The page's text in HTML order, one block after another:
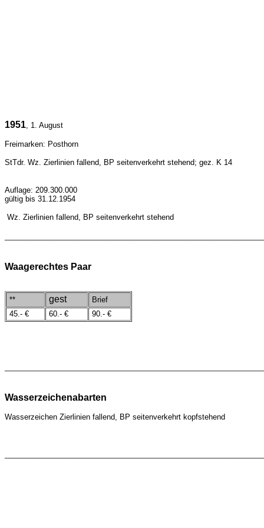
1951, 1. August
Freimarken: Posthorn
StTdr. Wz. Zierlinien fallend, BP seitenverkehrt stehend; gez. K 14
Auflage: 209.300.000
gültig bis 31.12.1954
Wz. Zierlinien fallend, BP seitenverkehrt stehend
Waagerechtes Paar
** gest
Brief
45.- €
60.- € 90.- €
Wasserzeichenabarten
Wasserzeichen Zierlinien fallend, BP seitenverkehrt kopfstehend